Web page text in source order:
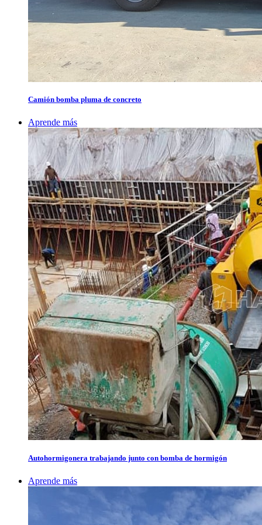
Camión bomba pluma de concreto
Aprende más
Autohormigonera trabajando junto con bomba de hormigón
Aprende más